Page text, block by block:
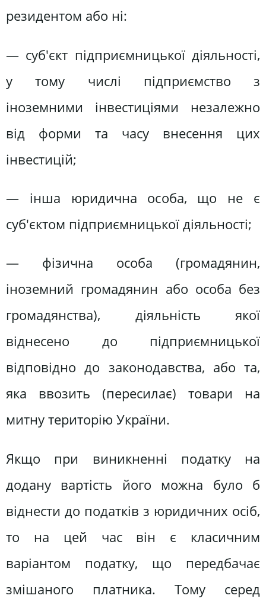
резидентом або ні:
— суб'єкт підприємницької діяльності,
у тому числі підприємство з
іноземними інвестиціями незалежно
від форми та часу внесення цих
інвестицій;
— інша юридична особа, що не є
суб'єктом підприємницької діяльності;
— фізична особа (громадянин,
іноземний громадянин або особа без
громадянства), діяльність якої
віднесено до підприємницької
відповідно до законодавства, або та,
яка ввозить (пересилає) товари на
митну територію України.
Якщо при виникненні податку на
додану вартість його можна було б
віднести до податків з юридичних осіб,
то на цей час він є класичним
варіантом податку, що передбачає
змішаного платника. Тому серед